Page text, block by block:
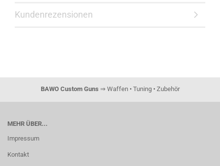
Kundenrezensionen
BAWO Custom Guns ⇒ Waffen • Tuning • Zubehör
MEHR ÜBER...
Impressum
Kontakt